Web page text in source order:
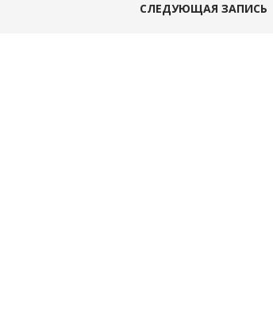
СЛЕДУЮЩАЯ ЗАПИСЬ